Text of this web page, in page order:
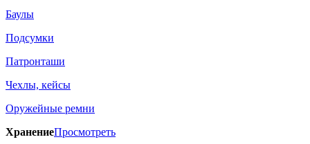
Баулы
Подсумки
Патронташи
Чехлы, кейсы
Оружейные ремни
ХранениеПросмотреть